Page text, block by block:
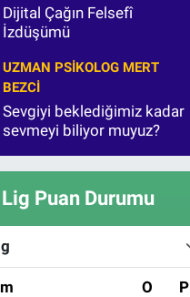
Dijital Çağın Felsefî
İzdüşümü
UZMAN PSIKOLOG MERT
BEZCI
Sevgiyi beklediğimiz kadar
sevmeyi biliyor muyuz?
Puan Durumu
O P